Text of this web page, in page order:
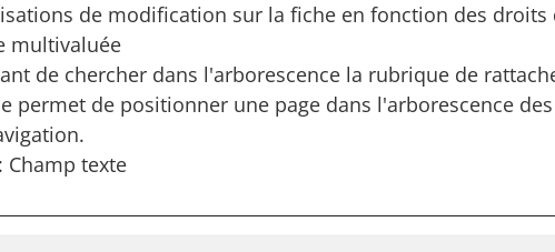
de modification sur la fiche en fonction des droits
multivaluée
de chercher dans l'arborescence la rubrique de
permet de positionner une page dans l'arborescence
texte